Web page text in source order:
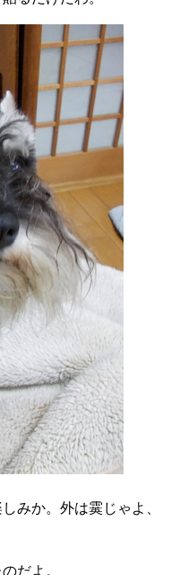
みか。外は霙じゃよ、
だよ。